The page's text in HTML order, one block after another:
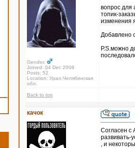
Gender:
Joined: 04 Dec 2008
Posts: 52
Location: Урал,Челябинская
обл.
вопрос для
топик-
изменения
Добавлено
P.S.можно
Back to top
качок
Согласен с
развивать-
, и